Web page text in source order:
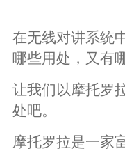
在无线对讲系统
哪些用处，又有
让我们以摩托罗
处吧。
摩托罗拉是一家